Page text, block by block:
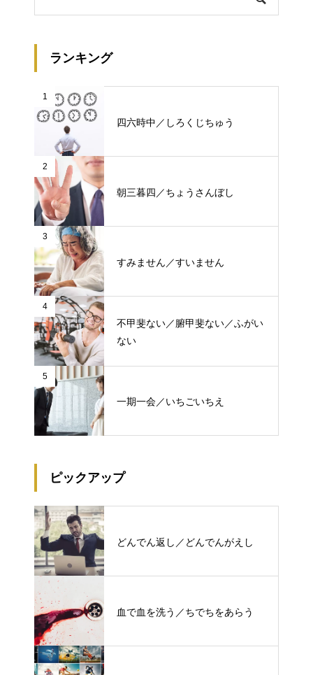
ランキング
1
四六時中／しろくじちゅう
2
朝三暮四／ちょうさんぼし
3
すみません／すいません
4
不甲斐ない／腑甲斐ない／ふがい
ない
5
一期一会／いちごいちえ
ピックアップ
どんでん返し／どんでんがえし
血で血を洗う／ちでちをあらう